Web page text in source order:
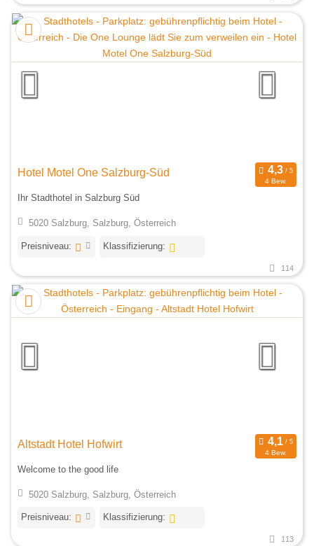
Hotel Motel One Salzburg-Süd
4 Bew.
Ihr Stadthotel in Salzburg Süd
5020 Salzburg, Salzburg, Österreich
Preisniveau: Klassifizierung:
114
Altstadt Hotel Hofwirt
4 Bew.
Welcome to the good life
5020 Salzburg, Salzburg, Österreich
Preisniveau: Klassifizierung:
113